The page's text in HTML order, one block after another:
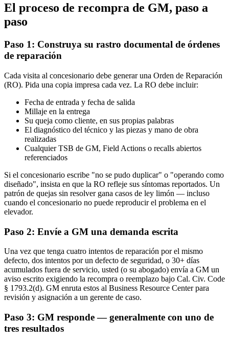
El proceso de recompra de GM, paso a
paso
Paso 1: Construya su rastro documental de órdenes
de reparación
Cada visita al concesionario debe generar una Orden de Reparación
(RO). Pida una copia impresa cada vez. La RO debe incluir:
Fecha de entrada y fecha de salida
Millaje en la entrega
Su queja como cliente, en sus propias palabras
El diagnóstico del técnico y las piezas y mano de obra
realizadas
Cualquier TSB de GM, Field Actions o recalls abiertos
referenciados
Si el concesionario escribe "no se pudo duplicar" o "operando como
diseñado", insista en que la RO refleje sus síntomas reportados. Un
patrón de quejas sin resolver gana casos de ley limón — incluso
cuando el concesionario no puede reproducir el problema en el
elevador.
Paso 2: Envíe a GM una demanda escrita
Una vez que tenga cuatro intentos de reparación por el mismo
defecto, dos intentos por un defecto de seguridad, o 30+ días
acumulados fuera de servicio, usted (o su abogado) envía a GM un
aviso escrito exigiendo la recompra o reemplazo bajo Cal. Civ. Code
§ 1793.2(d). GM enruta estos al Business Resource Center para
revisión y asignación a un gerente de caso.
Paso 3: GM responde — generalmente con uno de
tres resultados